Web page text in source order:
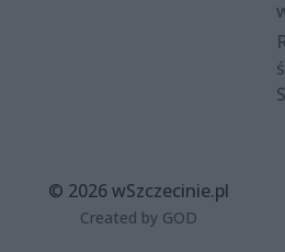
© 2026 wSzczecinie.pl
Created by GOD